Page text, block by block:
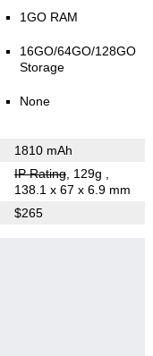
1GO RAM
16GO/64GO/128GO
Storage
None
1810 mAh
IP Rating, 129g
138.1 x 67 x 6.9 mm
$265